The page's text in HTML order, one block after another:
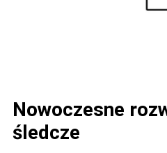
Nowoczesne
śledcze